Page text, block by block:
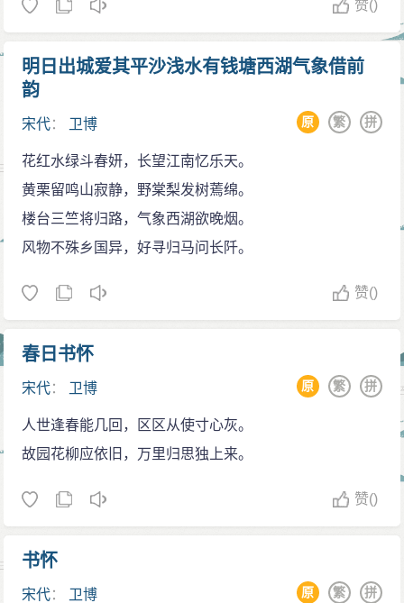
赞()
明日出城爱其平沙浅水有钱塘西湖气象借前
韵
宋代： 卫博 拼
繁
原
花红水绿斗春妍，长望江南忆乐天。
黄栗留鸣山寂静，野棠梨发树蔫绵。
楼台三竺将归路，气象西湖欲晚烟。
风物不殊乡国异，好寻归马问长阡。
赞()
春日书怀
宋代： 卫博 拼
繁
原
人世逢春能几回，区区从使寸心灰。
故园花柳应依旧，万里归思独上来。
赞()
书怀
宋代： 卫博 拼
繁
原